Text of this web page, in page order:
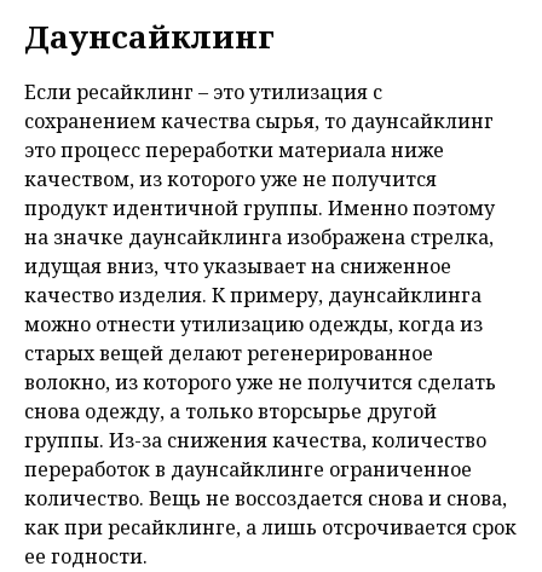
Даунсайклинг
Если ресайклинг – это утилизация с
сохранением качества сырья, то даунсайклинг
это процесс переработки материала ниже
качеством, из которого уже не получится
продукт идентичной группы. Именно поэтому
на значке даунсайклинга изображена стрелка,
идущая вниз, что указывает на сниженное
качество изделия. К примеру, даунсайклинга
можно отнести утилизацию одежды, когда из
старых вещей делают регенерированное
волокно, из которого уже не получится сделать
снова одежду, а только вторсырье другой
группы. Из-за снижения качества, количество
переработок в даунсайклинге ограниченное
количество. Вещь не воссоздается снова и снова,
как при ресайклинге, а лишь отсрочивается срок
ее годности.